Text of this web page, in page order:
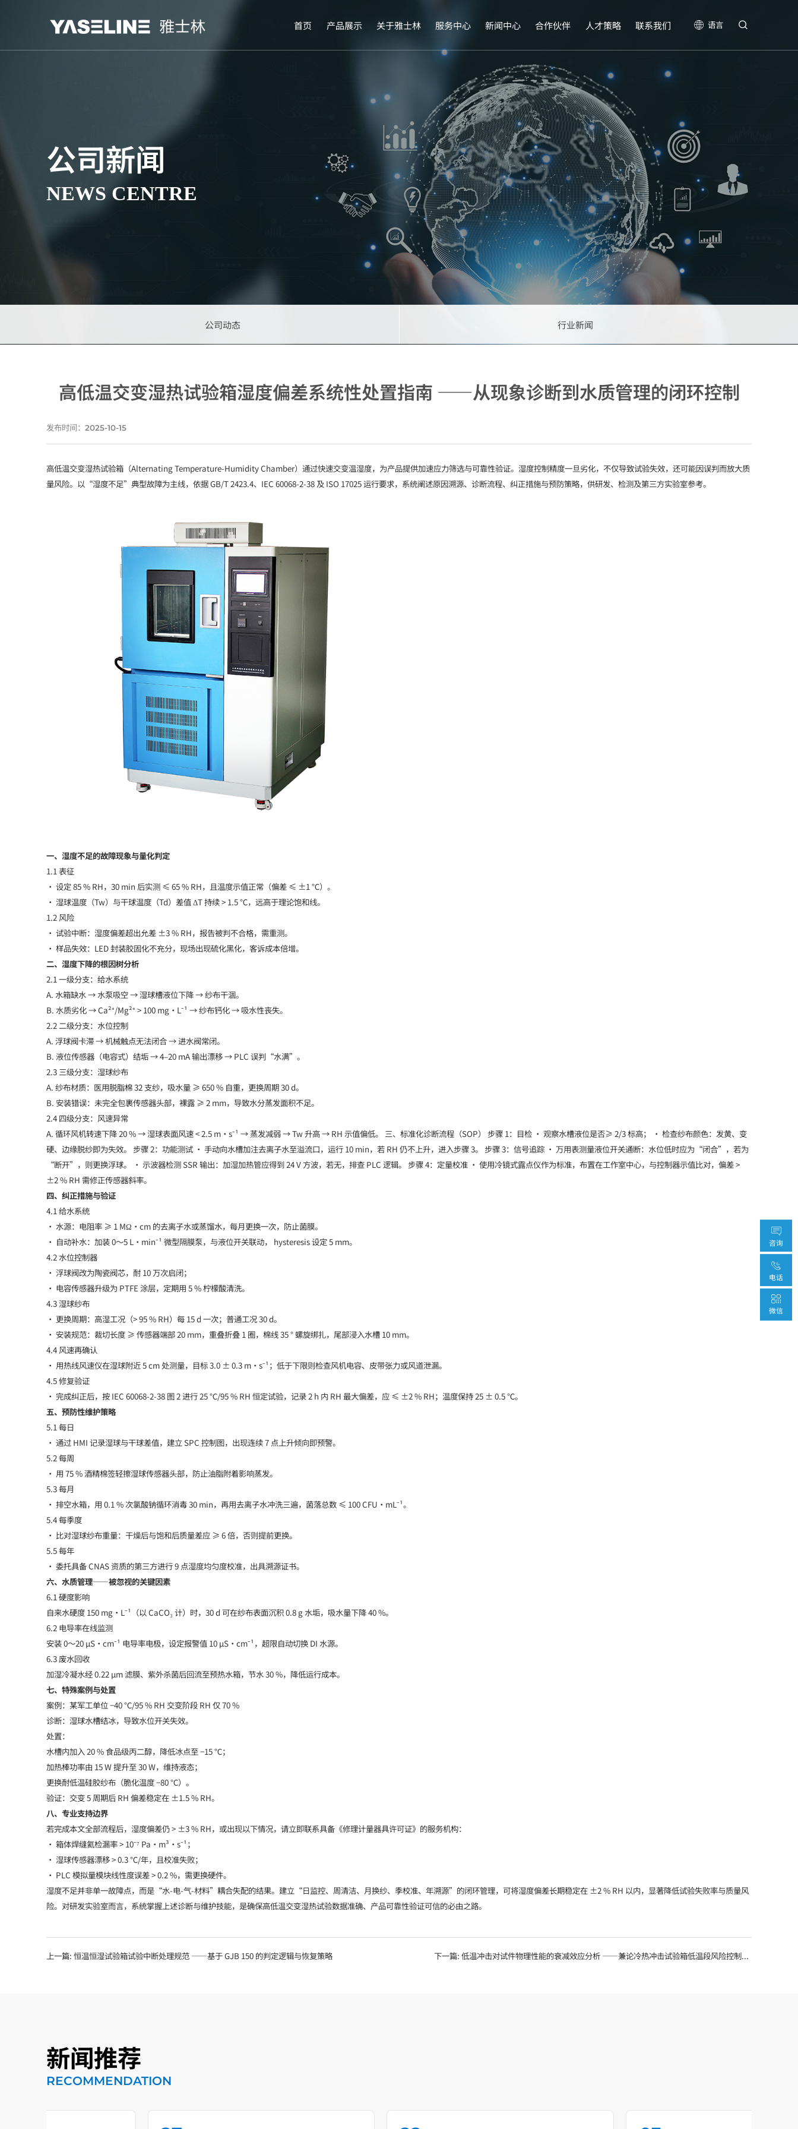
首页 产品展示 关于雅士林 服务中心 新闻中心 合作伙伴 人才策略 联系我们 语言
公司新闻
NEWS CENTRE
公司动态 行业新闻
高低温交变湿热试验箱湿度偏差系统性处置指南 ——从现象诊断到水质管理的闭环控制
发布时间： 2025-10-15
高低温交变湿热试验箱（Alternating Temperature-Humidity Chamber）通过快速交变温湿度，为产品提供加速应力筛选与可靠性验证。湿度控制精度一旦劣化，不仅导致试验失效，还可能因误判而放大质
量风险。以“湿度不足”典型故障为主线，依据 GB/T 2423.4、IEC 60068-2-38 及 ISO 17025 运行要求，系统阐述原因溯源、诊断流程、纠正措施与预防策略，供研发、检测及第三方实验室参考。
一、湿度不足的故障现象与量化判定
1.1 表征
• 设定 85 % RH，30 min 后实测 ≤ 65 % RH，且温度示值正常（偏差 ≤ ±1 ℃）。
• 湿球温度（Tw）与干球温度（Td）差值 ΔT 持续 > 1.5 ℃，远高于理论饱和线。
1.2 风险
• 试验中断：湿度偏差超出允差 ±3 % RH，报告被判不合格，需重测。
• 样品失效：LED 封装胶固化不充分，现场出现硫化黑化，客诉成本倍增。
二、湿度下降的根因树分析
2.1 一级分支：给水系统
A. 水箱缺水 → 水泵吸空 → 湿球槽液位下降 → 纱布干涸。
B. 水质劣化 → Ca²⁺/Mg²⁺ > 100 mg·L⁻¹ → 纱布钙化 → 吸水性丧失。
2.2 二级分支：水位控制
A. 浮球阀卡滞 → 机械触点无法闭合 → 进水阀常闭。
B. 液位传感器（电容式）结垢 → 4–20 mA 输出漂移 → PLC 误判“水满”。
2.3 三级分支：湿球纱布
A. 纱布材质：医用脱脂棉 32 支纱，吸水量 ≥ 650 % 自重，更换周期 30 d。
B. 安装错误：未完全包裹传感器头部，裸露 ≥ 2 mm，导致水分蒸发面积不足。
2.4 四级分支：风速异常
A. 循环风机转速下降 20 % → 湿球表面风速 < 2.5 m·s⁻¹ → 蒸发减弱 → Tw 升高 → RH 示值偏低。 三、标准化诊断流程（SOP） 步骤 1：目检 • 观察水槽液位是否≥ 2/3 标高； • 检查纱布颜色：发黄、变
硬、边缘脱纱即为失效。 步骤 2：功能测试 • 手动向水槽加注去离子水至溢流口，运行 10 min，若 RH 仍不上升，进入步骤 3。 步骤 3：信号追踪 • 万用表测量液位开关通断：水位低时应为“闭合”，若为
“断开”，则更换浮球。 • 示波器检测 SSR 输出：加湿加热管应得到 24 V 方波，若无，排查 PLC 逻辑。 步骤 4：定量校准 • 使用冷镜式露点仪作为标准，布置在工作室中心，与控制器示值比对，偏差 >
±2 % RH 需修正传感器斜率。
四、纠正措施与验证
4.1 给水系统
• 水源：电阻率 ≥ 1 MΩ·cm 的去离子水或蒸馏水，每月更换一次，防止菌膜。
• 自动补水：加装 0～5 L·min⁻¹ 微型隔膜泵，与液位开关联动， hysteresis 设定 5 mm。
4.2 水位控制器
• 浮球阀改为陶瓷阀芯，耐 10 万次启闭；
• 电容传感器升级为 PTFE 涂层，定期用 5 % 柠檬酸清洗。
4.3 湿球纱布
• 更换周期：高湿工况（> 95 % RH）每 15 d 一次；普通工况 30 d。
• 安装规范：裁切长度 ≥ 传感器端部 20 mm，重叠折叠 1 圈，棉线 35 ° 螺旋绑扎，尾部浸入水槽 10 mm。
4.4 风速再确认
• 用热线风速仪在湿球附近 5 cm 处测量，目标 3.0 ± 0.3 m·s⁻¹；低于下限则检查风机电容、皮带张力或风道泄漏。
4.5 修复验证
• 完成纠正后，按 IEC 60068-2-38 图 2 进行 25 ℃/95 % RH 恒定试验，记录 2 h 内 RH 最大偏差，应 ≤ ±2 % RH；温度保持 25 ± 0.5 ℃。
五、预防性维护策略
5.1 每日
• 通过 HMI 记录湿球与干球差值，建立 SPC 控制图，出现连续 7 点上升倾向即预警。
5.2 每周
• 用 75 % 酒精棉签轻擦湿球传感器头部，防止油脂附着影响蒸发。
5.3 每月
• 排空水箱，用 0.1 % 次氯酸钠循环消毒 30 min，再用去离子水冲洗三遍，菌落总数 ≤ 100 CFU·mL⁻¹。
5.4 每季度
• 比对湿球纱布重量：干燥后与饱和后质量差应 ≥ 6 倍，否则提前更换。
5.5 每年
• 委托具备 CNAS 资质的第三方进行 9 点湿度均匀度校准，出具溯源证书。
六、水质管理——被忽视的关键因素
6.1 硬度影响
自来水硬度 150 mg·L⁻¹（以 CaCO₃ 计）时，30 d 可在纱布表面沉积 0.8 g 水垢，吸水量下降 40 %。
6.2 电导率在线监测
安装 0～20 µS·cm⁻¹ 电导率电极，设定报警值 10 µS·cm⁻¹，超限自动切换 DI 水源。
6.3 废水回收
加湿冷凝水经 0.22 µm 滤膜、紫外杀菌后回流至预热水箱，节水 30 %，降低运行成本。
七、特殊案例与处置
案例：某军工单位 −40 ℃/95 % RH 交变阶段 RH 仅 70 %
诊断：湿球水槽结冰，导致水位开关失效。
处置：
水槽内加入 20 % 食品级丙二醇，降低冰点至 −15 ℃；
加热棒功率由 15 W 提升至 30 W，维持液态；
更换耐低温硅胶纱布（脆化温度 −80 ℃）。
验证：交变 5 周期后 RH 偏差稳定在 ±1.5 % RH。
八、专业支持边界
若完成本文全部流程后，湿度偏差仍 > ±3 % RH，或出现以下情况，请立即联系具备《修理计量器具许可证》的服务机构：
• 箱体焊缝氦检漏率 > 10⁻⁷ Pa·m³·s⁻¹；
• 湿球传感器漂移 > 0.3 ℃/年，且校准失败；
• PLC 模拟量模块线性度误差 > 0.2 %，需更换硬件。
湿度不足并非单一故障点，而是“水-电-气-材料”耦合失配的结果。建立“日监控、周清洁、月换纱、季校准、年溯源”的闭环管理，可将湿度偏差长期稳定在 ±2 % RH 以内，显著降低试验失败率与质量风
险。对研发实验室而言，系统掌握上述诊断与维护技能，是确保高低温交变湿热试验数据准确、产品可靠性验证可信的必由之路。
上一篇: 恒温恒湿试验箱试验中断处理规范 ——基于 GJB 150 的判定逻辑与恢复策略 下一篇:低温冲击对试件物理性能的衰减效应分析 ——兼论冷热冲击试验箱低温段风险控制策略
新闻推荐
RECOMMENDATION
咨询
电话
微信